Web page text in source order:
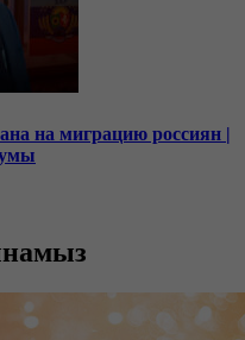
на миграцию россиян |